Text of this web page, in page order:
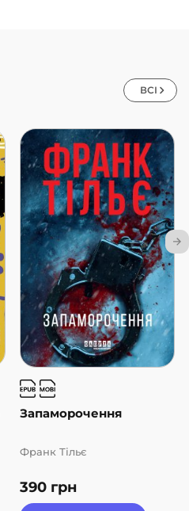
ВСІ
Запаморочення
390 грн
Франк Тільє